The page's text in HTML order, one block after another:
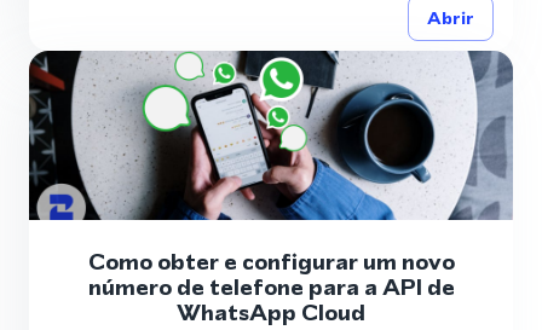
Abrir
Como obter e configurar um novo
número de telefone para a API de
WhatsApp Cloud